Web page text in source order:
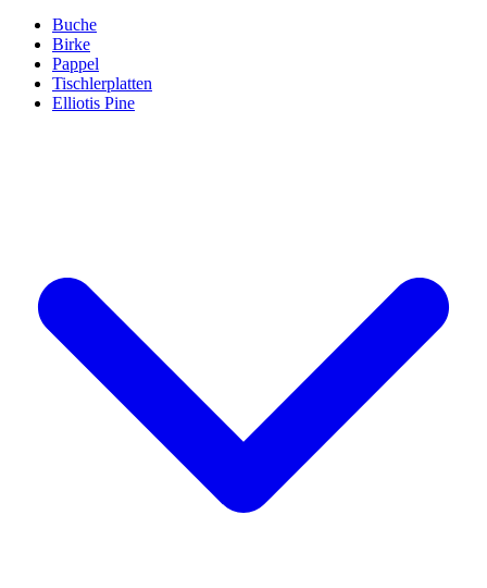
Buche
Birke
Pappel
Tischlerplatten
Elliotis Pine